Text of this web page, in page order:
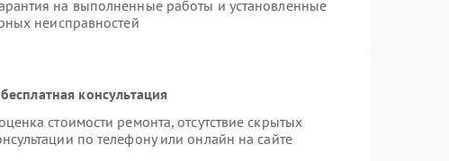
на выполненные работы и установленные
неисправностей
консультация
стоимости ремонта, отсутствие скрытых
по телефону или онлайн на сайте